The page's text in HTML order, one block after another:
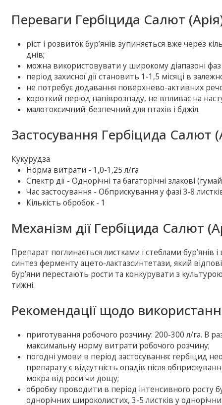
Переваги Гербіцида Салют
ріст і розвиток бур’янів зупиняється вже через
днів;
можна використовувати у широкому діапазоні фаз
період захисної дії становить 1-1,5 місяці в
не потребує додавання поверхнево-активних
короткий період напіврозпаду, не впливає на
малотоксичний: безпечний для птахів і бджіл.
Застосування Гербіцида Салют
Кукурудза
Норма витрати - 1,0-1,25 л/га
Спектр дії - Однорічні та багаторічні злакові
Час застосування - Обприскування у фазі 3‑8
Кількість обробок - 1
Механізм дії Гербіцида Салют
Препарат поглинається листками і стеблами
синтез ферменту ацето-лактазсинтетази, який
бур’яни перестають рости та конкурувати з
тижні.
Рекомендації щодо
приготування робочого розчину: 200-300 л/га. В
максимальну норму витрати робочого розчину;
погодні умови в період застосування: гербіцид
препарату є відсутність опадів після
мокра від роси чи дощу;
обробку проводити в період інтенсивного росту
однорічних широколистих, 3-5 листків у